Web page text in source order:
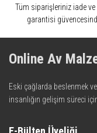
Tüm siparişleriniz iade
garantisi
Online Av
Eski çağlarda beslenmek
insanlığın gelişim süreci
teknolojinin dokunuşuyla